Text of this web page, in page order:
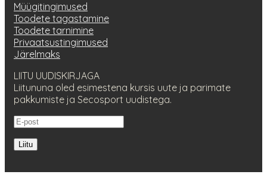
Müügitingimused
Toodete tagastamine
Toodete tarnimine
Privaatsustingimused
Järelmaks
LIITU UUDISKIRJAGA
Liitununa oled esimestena kursis uute ja parimate
pakkumiste ja Secosport uudistega.
Liitu